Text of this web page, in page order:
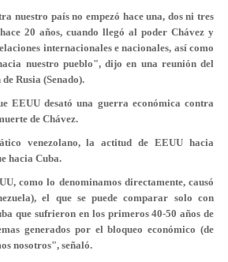
nuestro país no empezó hace una, dos ni tres
20 años, cuando llegó al poder Chávez y
internacionales e nacionales, así como
nuestro pueblo", dijo en una reunión del
Rusia (Senado).
EEUU desató una guerra económica contra
de Chávez.
venezolano, la actitud de EEUU hacia
hacia Cuba.
como lo denominamos directamente, causó
el que se puede comparar solo con
que sufrieron en los primeros 40-50 años de
generados por el bloqueo económico (de
nosotros", señaló.